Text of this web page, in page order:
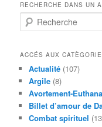
RECHERCHE DANS UN
e
h
c
h
e
ACCÉS AUX
Actualité (107)
Argile (8)
Avortement-
Billet d’amour de
Combat spirituel